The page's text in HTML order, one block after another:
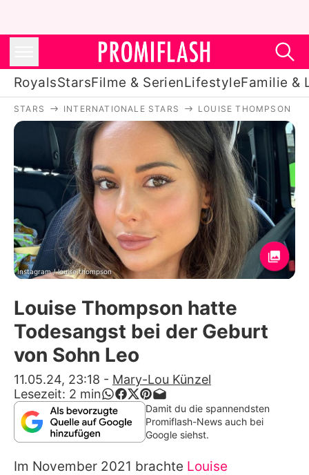
RoyalsStarsFilme & SerienLifestyleFamilie &
Royals
Filme & Serien
Lifestyle
Familie & Liebe
Promiflash Exklusiv
Alle Themen auf Promiflash
App runterladen
Team
Redaktionelle Richtlinien
Impressum
STARS INTERNATIONALE STARS LOUISE THOMPSON
Instagram / louise.thompson
Louise Thompson hatte
Todesangst bei der Geburt
von Sohn Leo
11.05.24, 23:18 - Mary-Lou Künzel
Lesezeit: 2 min
Damit du die spannendsten
Promiflash-News auch bei
Google siehst.
Im November 2021 brachte Louise